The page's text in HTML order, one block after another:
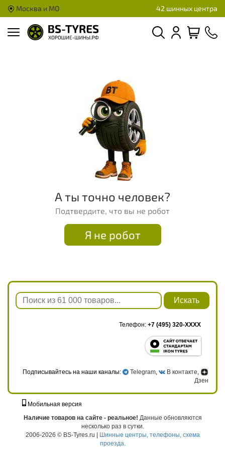
Москва и МО 42 шинных центра
А ты точно человек?
Подтвердите, что вы не робот
Я не робот
Искать
Телефон: +7 (495) 320-XXXX
Подписывайтесь на наши каналы: Telegram , В контакте
Дзен
Мобильная версия
Наличие товаров на сайте - реальное! Данные обновляются
несколько раз в сутки.
2006-2026 © BS-Tyres.ru | Шинные центры, телефоны, схема
проезда.